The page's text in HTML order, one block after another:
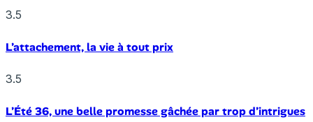
3.5
L’attachement, la vie à tout prix
3.5
L’Été 36, une belle promesse gâchée par trop d’intrigues